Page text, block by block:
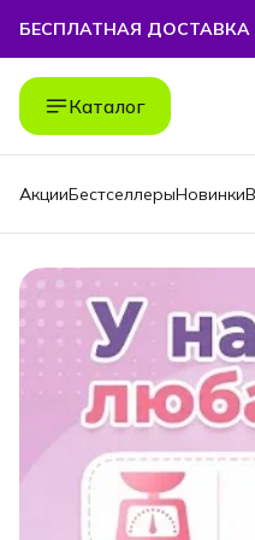
БЕСПЛАТНАЯ ДОСТАВКА
БЕСПЛАТНАЯ ДОСТАВКА
Каталог
АкцииБестселлерыНовинки